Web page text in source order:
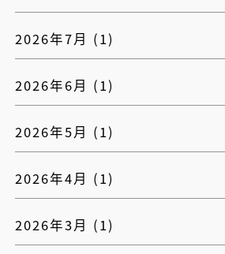
2026年7月 (1)
2026年6月 (1)
2026年5月 (1)
2026年4月 (1)
2026年3月 (1)